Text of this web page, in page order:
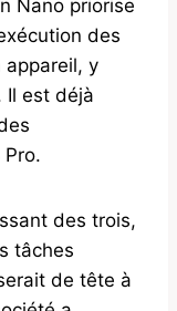
Nano priorise
des
appareil, y
Il est déjà
des trois,
tâches
de tête à